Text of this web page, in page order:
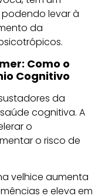
levar à
da
Como o
Cognitivo
da
cognitiva. A
o
o risco de
velhice aumenta
e eleva em